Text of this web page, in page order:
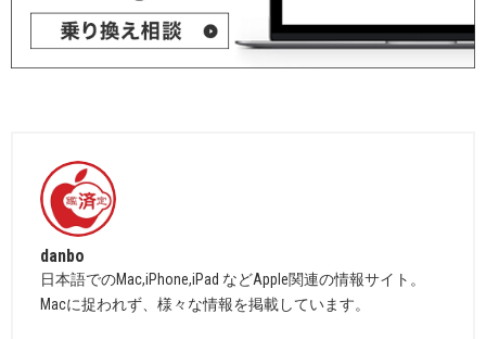
danbo
日本語でのMac,iPhone,iPad などApple関連の情報サイト。
Macに捉われず、様々な情報を掲載しています。